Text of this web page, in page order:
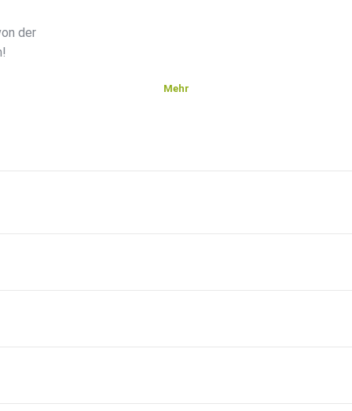
der
Mehr